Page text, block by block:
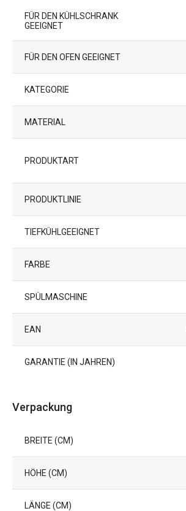
FÜR DEN KÜHLSCHRANK
GEEIGNET
FÜR DEN OFEN GEEIGNET
KATEGORIE
MATERIAL
PRODUKTART
PRODUKTLINIE
TIEFKÜHLGEEIGNET
FARBE
SPÜLMASCHINE
EAN
GARANTIE (IN JAHREN)
Verpackung
BREITE (CM)
HÖHE (CM)
LÄNGE (CM)